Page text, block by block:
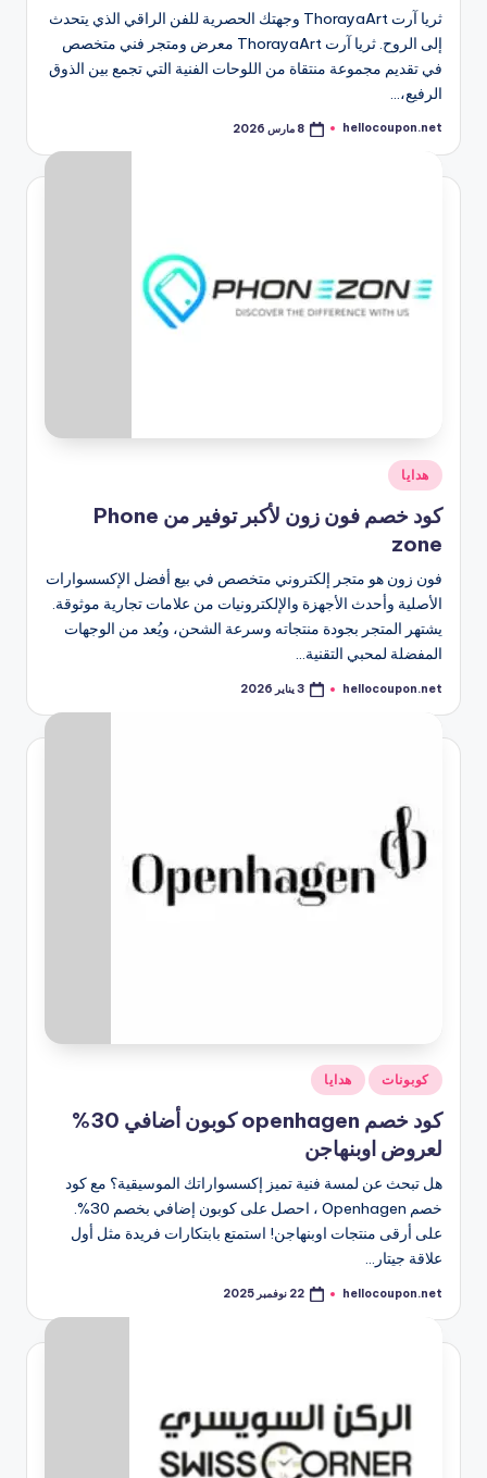
ثريا آرت ThorayaArt وجهتك الحصرية للفن الراقي الذي يتحدث
إلى الروح. ثريا آرت ThorayaArt معرض ومتجر فني متخصص
في تقديم مجموعة منتقاة من اللوحات الفنية التي تجمع بين الذوق
الرفيع،…
تمّ
بواسطة
hellocoupon.net 8 مارس 2026
نُشر
في
هدايا
كود خصم فون زون لأكبر توفير من Phone
zone
فون زون هو متجر إلكتروني متخصص في بيع أفضل الإكسسوارات
الأصلية وأحدث الأجهزة والإلكترونيات من علامات تجارية موثوقة.
يشتهر المتجر بجودة منتجاته وسرعة الشحن، ويُعد من الوجهات
المفضلة لمحبي التقنية…
تمّ
بواسطة
hellocoupon.net 3 يناير 2026
نُشر
في
كوبونات هدايا
كود خصم openhagen كوبون أضافي 30%
لعروض اوبنهاجن
هل تبحث عن لمسة فنية تميز إكسسواراتك الموسيقية؟ مع كود
خصم Openhagen ، احصل على كوبون إضافي بخصم 30%.
على أرقى منتجات اوبنهاجن! استمتع بابتكارات فريدة مثل أول
علاقة جيتار…
تمّ
بواسطة
hellocoupon.net 22 نوفمبر 2025